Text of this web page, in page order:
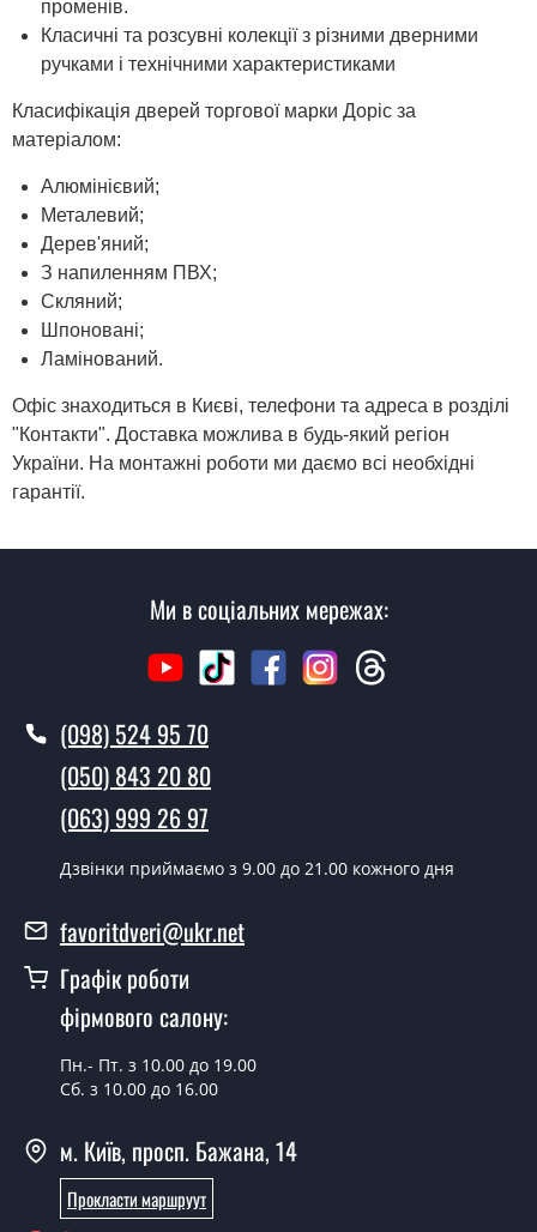
променів.
Класичні та розсувні колекції з різними дверними
ручками і технічними характеристиками
Класифікація дверей торгової марки Доріс за
матеріалом:
Алюмінієвий;
Металевий;
Дерев'яний;
З напиленням ПВХ;
Скляний;
Шпоновані;
Ламінований.
Офіс знаходиться в Києві, телефони та адреса в розділі
"Контакти". Доставка можлива в будь-який регіон
України. На монтажні роботи ми даємо всі необхідні
гарантії.
Ми в соціальних мережах:
(098) 524 95 70
(050) 843 20 80
(063) 999 26 97
Дзвінки приймаємо з 9.00 до 21.00 кожного дня
favoritdveri@ukr.net
Графік роботи
фірмового салону:
Пн.- Пт. з 10.00 до 19.00
Сб. з 10.00 до 16.00
м. Київ, просп. Бажана, 14
Прокласти маршруут